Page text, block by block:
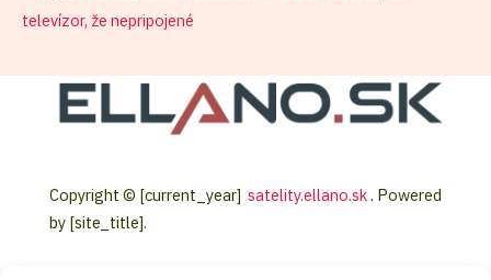
televízor, že nepripojené
Copyright © [current_year] satelity.ellano.sk. Powered
by [site_title].